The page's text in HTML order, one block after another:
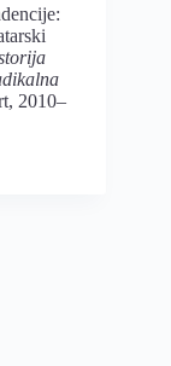
2010–